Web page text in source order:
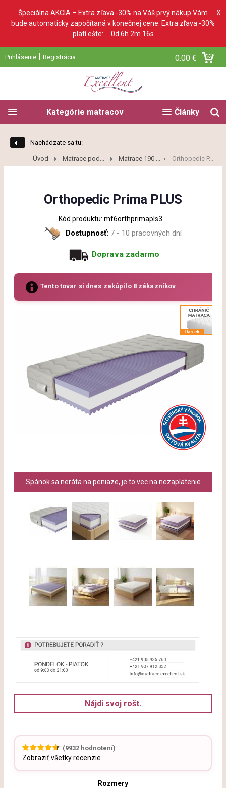
Špeciálna AKCIA – Extra zľava -30% na Váš prvý nákup Vám
bude automaticky započítaná v konečnej cene. Extra zľava -30%
platí ešte: 0d 6h 2m 15s
X
Prihlásenie | Registrácia 0.00 €
Články
Kategórie matracov
Nachádzate sa tu:
Úvod Matrace pod... Matrace 190 ... Orthopedic P...
Orthopedic Prima PLUS
Kód produktu: mf6orthprimapls3
Dostupnosť: 7 - 10 pracovných dní
Doprava zadarmo
Tento tovar si dnes zakúpilo 8 zákazníkov
Spánok sa neráta na peniaze, je to vec na nezaplatenie
Nájdi svoj rošt.
(9932hodnotení)
Zobraziť všetky recenzie
Rozmery